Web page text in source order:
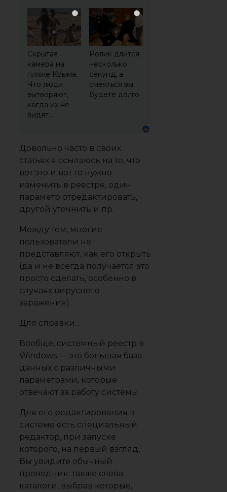
i
Скрытая
камера на
пляже Крыма:
Что люди
вытворяют,
когда их не
видят...
i
Ролик длится
несколько
секунд, а
смеяться вы
будете долго
Довольно часто в своих
статьях я ссылаюсь на то, что
вот это и вот то нужно
изменить в реестре, один
параметр отредактировать,
другой уточнить и пр.
Между тем, многие
пользователи не
представляют, как его открыть
(да и не всегда получается это
просто сделать, особенно в
случаях вирусного
заражения).
Для справки…
Вообще, системный реестр в
Windows — это большая база
данных с различными
параметрами, которые
отвечают за работу системы.
Для его редактирования в
системе есть специальный
редактор, при запуске
которого, на первый взгляд,
Вы увидите обычный
проводник: также слева
каталоги, выбрав которые,